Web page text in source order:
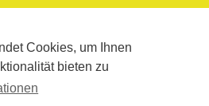
Cookies, um Ihnen
bieten zu